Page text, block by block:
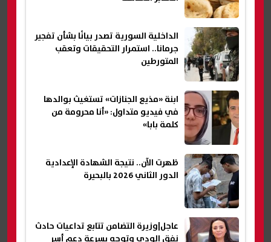
الداخلية السورية تصدر بيانًا بشأن تفجير
جرمانا.. استمرار التحقيقات وتعقب
المتورطين
ابنة «مذيع الجنازات» تستغيث بوالدها
في فيديو متداول: «أنا محرومة من
كلمة بابا»
ظهرت الآن.. نتيجة الشهادة الإعدادية
الدور الثاني 2026 بالبحيرة
عاجل|وزيرة التضامن تتابع تداعيات حادث
نفق الودي وتوجه بسرعة دعم أسر